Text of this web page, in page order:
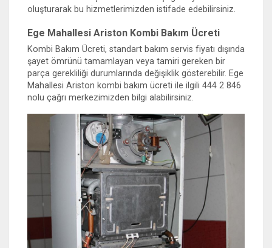
oluşturarak bu hizmetlerimizden istifade edebilirsiniz.
Ege Mahallesi Ariston Kombi Bakım Ücreti
Kombi Bakım Ücreti, standart bakım servis fiyatı dışında
şayet ömrünü tamamlayan veya tamiri gereken bir
parça gerekliliği durumlarında değişiklik gösterebilir. Ege
Mahallesi Ariston kombi bakım ücreti ile ilgili 444 2 846
nolu çağrı merkezimizden bilgi alabilirsiniz.